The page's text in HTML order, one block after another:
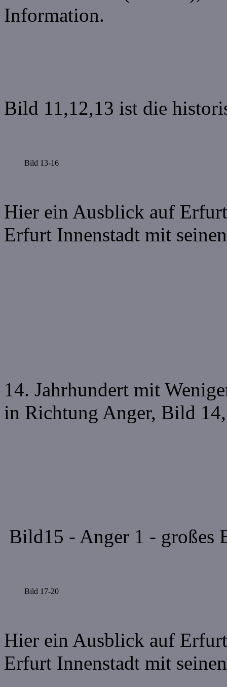
Information.
Bild 11,12,13 ist die
Bild 13-16
Hier ein Ausblick auf
Erfurt Innenstadt mit
14. Jahrhundert mit
in Richtung Anger, Bild
Bild15 - Anger 1 - großes
Bild 17-20
Hier ein Ausblick auf
Erfurt Innenstadt mit